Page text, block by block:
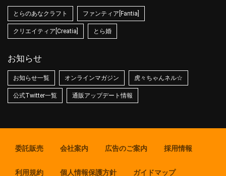
とらのあなクラフト ファンティア[Fantia]
クリエイティア[Creatia] とら婚
お知らせ
お知らせ一覧 オンラインマガジン 虎々ちゃんネル☆
公式Twitter一覧 通販アップデート情報
委託販売 会社案内 広告のご案内 採用情報
利用規約 個人情報保護方針 ガイドマップ